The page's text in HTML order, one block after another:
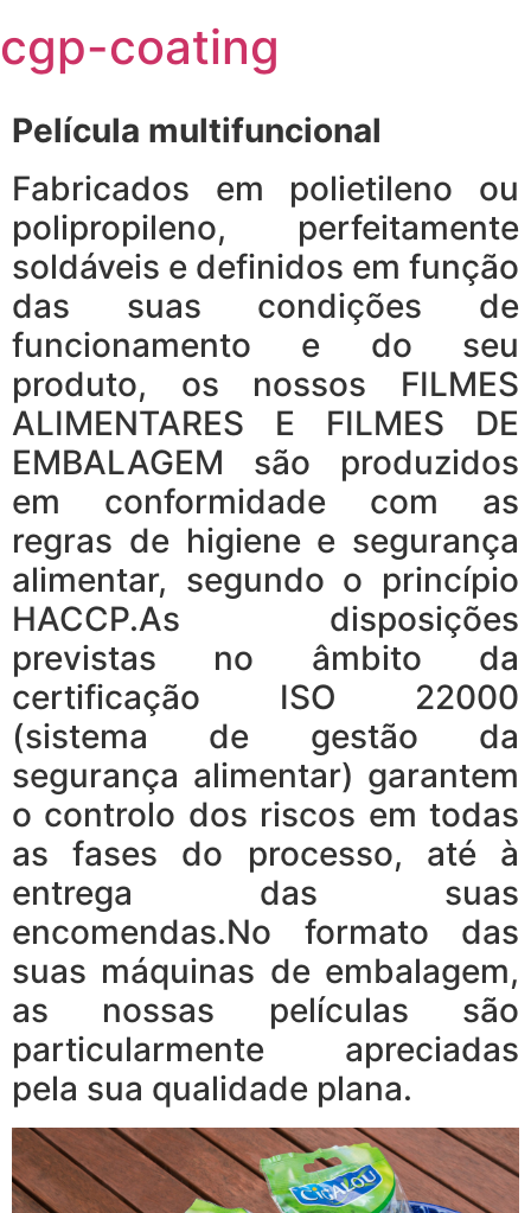
to
content
cgp-coating
Película multifuncional
Fabricados em polietileno ou
polipropileno, perfeitamente
soldáveis e definidos em função
das suas condições de
funcionamento e do seu
produto, os nossos FILMES
ALIMENTARES E FILMES DE
EMBALAGEM são produzidos
em conformidade com as
regras de higiene e segurança
alimentar, segundo o princípio
HACCP.As disposições
previstas no âmbito da
certificação ISO 22000
(sistema de gestão da
segurança alimentar) garantem
o controlo dos riscos em todas
as fases do processo, até à
entrega das suas
encomendas.No formato das
suas máquinas de embalagem,
as nossas películas são
particularmente apreciadas
pela sua qualidade plana.